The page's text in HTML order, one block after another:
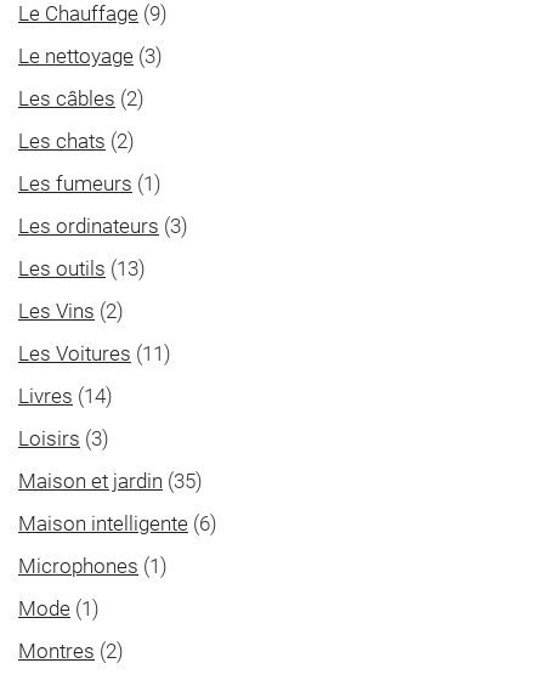
Le Chauffage (9)
Le nettoyage (3)
Les câbles (2)
Les chats (2)
Les fumeurs (1)
Les ordinateurs (3)
Les outils (13)
Les Vins (2)
Les Voitures (11)
Livres (14)
Loisirs (3)
Maison et jardin (35)
Maison intelligente (6)
Microphones (1)
Mode (1)
Montres (2)